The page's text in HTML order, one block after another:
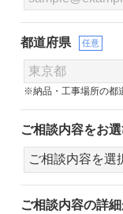
都道府県 任意
※納品・工事場所の都
ご相談内容をお
ご相談内容の詳